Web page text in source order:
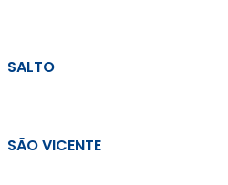
SALTO
SÃO VICENTE